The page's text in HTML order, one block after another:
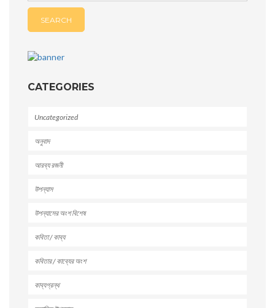
CATEGORIES
Uncategorized
অনুবাদ
আরব্য রজনী
উপন্যাস
উপন্যাসের অংশ বিশেষ
কবিতা / কাব্য
কবিতার / কাব্যের অংশ
কাব্যগ্রন্থ